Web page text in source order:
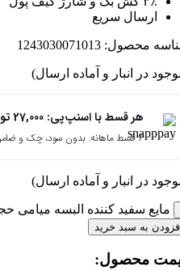
سریع
1243030071013
و آماده ارسال)
هر قسط با اسنپ‌پی:27,000 تومان
و آماده ارسال)
کننده البسه میامی حجم 1 لیتر عدد
سبد خرید